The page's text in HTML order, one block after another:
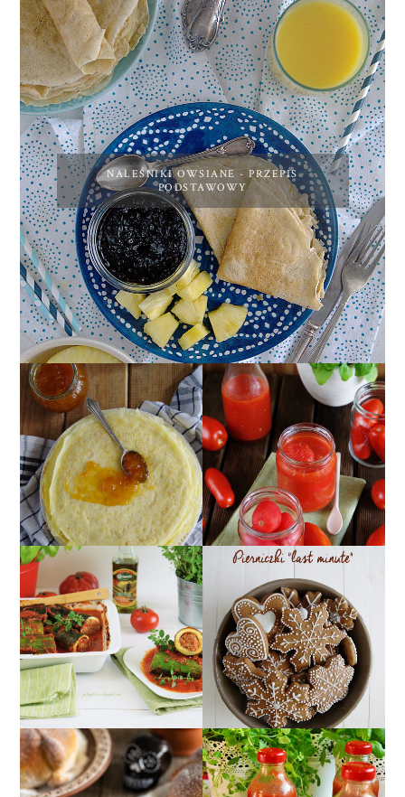
NALEŚNIKI OWSIANE - PRZEPIS
PODSTAWOWY
NALEŚNIKI IDEALNE -
PRZEPIS PODSTAWOWY
POMIDORY W SŁOIKU
W SOSIE
POMIDOROWYM ;)
CUKINIA
FASZEROWANA
MIĘSEM Z SOSEM
POMIDOROWYM
MIĘKKIE PIERNICZKI
NA OSTATNIĄ CHWILĘ,
CZYLI PIERNICZKI
"LAST MINUTE"